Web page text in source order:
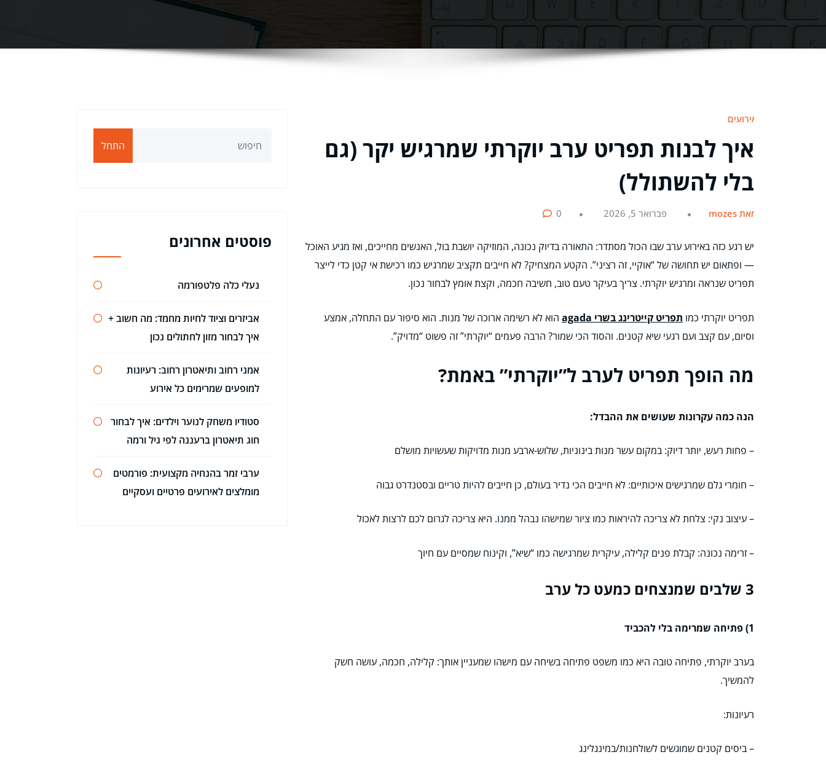
אירועים
איך לבנות תפריט ערב יוקרתי שמרגיש יקר (גם
בלי להשתולל)
מאת mozes פברואר 5, 2026 0
יש רגע כזה באירוע ערב שבו הכול מסתדר: התאורה בדיוק נכונה, המוזיקה יושבת בול, האנשים מחייכים, ואז מגיע האוכל
— ופתאום יש תחושה של “אוקיי, זה רציני”. הקטע המצחיק? לא חייבים תקציב שמרגיש כמו רכישת אי קטן כדי לייצר
תפריט שנראה ומרגיש יוקרתי. צריך בעיקר טעם טוב, חשיבה חכמה, וקצת אומץ לבחור נכון.
תפריט יוקרתי כמו תפריט קייטרינג בשרי agada
הוא לא רשימה ארוכה של מנות. הוא סיפור עם התחלה, אמצע
וסיום, עם קצב ועם רגעי שיא קטנים. והסוד הכי שמור? הרבה פעמים “יוקרתי” זה פשוט “מדויק”.
מה הופך תפריט לערב ל”יוקרתי” באמת?
הנה כמה עקרונות שעושים את ההבדל:
– פחות רעש, יותר דיוק: במקום עשר מנות בינוניות, שלוש-ארבע מנות מדויקות שעשויות מושלם
– חומרי גלם שמרגישים איכותיים: לא חייבים הכי נדיר בעולם, כן חייבים להיות טריים ובסטנדרט גבוה
– עיצוב נקי: צלחת לא צריכה להיראות כמו ציור שמישהו נבהל ממנו. היא צריכה לגרום לכם לרצות לאכול
– זרימה נכונה: קבלת פנים קלילה, עיקרית שמרגישה כמו “שיא”, וקינוח שמסיים עם חיוך
3 שלבים שמנצחים כמעט כל ערב
1) פתיחה שמרימה בלי להכביד
בערב יוקרתי, פתיחה טובה היא כמו משפט פתיחה בשיחה עם מישהו שמעניין אותך: קלילה, חכמה, עושה חשק
להמשיך.
רעיונות:
– ביסים קטנים שמוגשים לשולחנות/במינגלינג
התחל
פוסטים אחרונים
נעלי כלה פלטפורמה
אביזרים וציוד לחיות מחמד: מה חשוב +
איך לבחור מזון לחתולים נכון
אמני רחוב ותיאטרון רחוב: רעיונות
למופעים שמרימים כל אירוע
סטודיו משחק לנוער וילדים: איך לבחור
חוג תיאטרון ברעננה לפי גיל ורמה
ערבי זמר בהנחיה מקצועית: פורמטים
מומלצים לאירועים פרטיים ועסקיים